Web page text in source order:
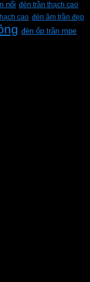
nổi đèn trần thạch cao
cao đèn âm trần đẹp
đèn ốp trần mpe